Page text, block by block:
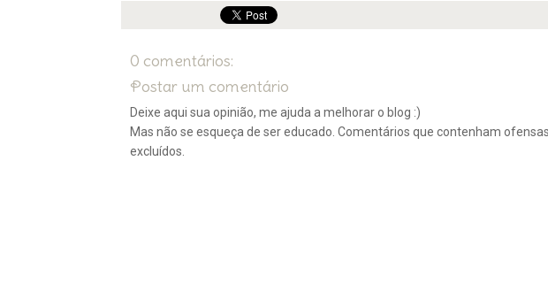
0 comentários:
Postar um comentário
Deixe aqui sua opinião, me ajuda a melhorar o blog :)
Mas não se esqueça de ser educado. Comentários que contenham
excluídos.